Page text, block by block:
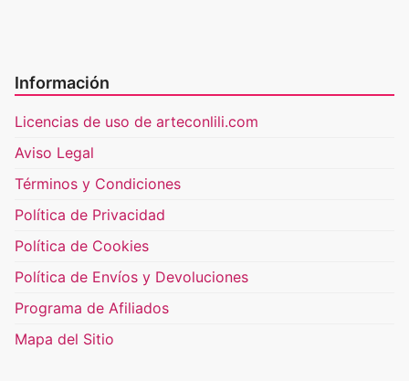
Información
Licencias de uso de arteconlili.com
Aviso Legal
Términos y Condiciones
Política de Privacidad
Política de Cookies
Política de Envíos y Devoluciones
Programa de Afiliados
Mapa del Sitio